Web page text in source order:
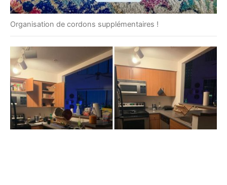
Organisation de cordons supplémentaires !